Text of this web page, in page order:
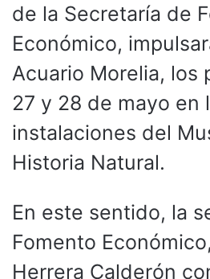
de la Secretaría de
Económico,
Acuario Morelia, los
27 y 28 de mayo en
instalaciones del
Historia Natural.
En este sentido, la
Fomento
Herrera Calderón